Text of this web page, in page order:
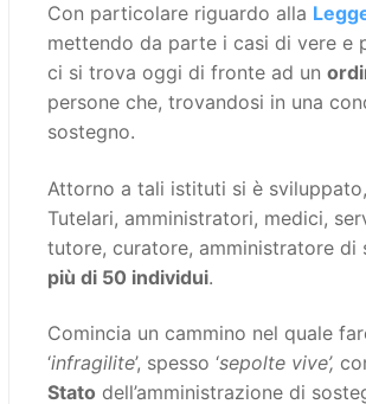
Con particolare riguardo alla
mettendo da parte i casi di vere e
ci si trova oggi di fronte ad un
persone che, trovandosi in una
sostegno.
Attorno a tali istituti si è
Tutelari, amministratori, medici,
tutore, curatore, amministratore di
più di 50 individui.
Comincia un cammino nel quale
‘infragilite’, spesso ‘sepolte vive’,
Stato dell’amministrazione di